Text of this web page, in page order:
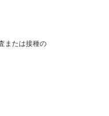
または接種の